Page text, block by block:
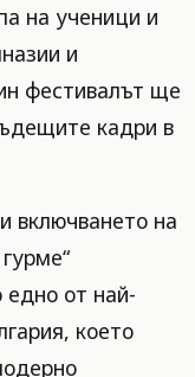
на ученици и
и
фестивалът ще
кадри в
включването на
едно от най-
което